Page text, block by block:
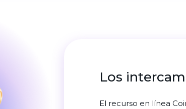
Los
El recurso en línea